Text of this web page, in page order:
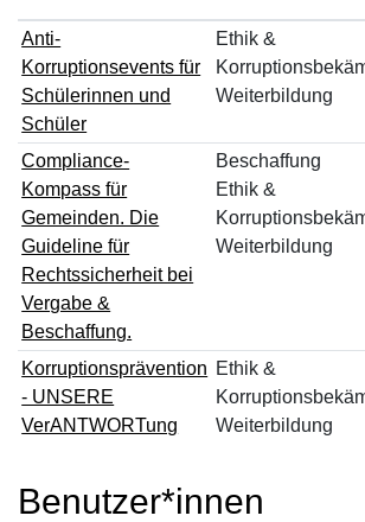
Anti-
Korruptionsevents für
Schülerinnen und
Schüler
Ethik &
Weiterbildung
Compliance-
Kompass für
Gemeinden. Die
Guideline für
Rechtssicherheit bei
Vergabe &
Beschaffung.
Beschaffung
Ethik &
Weiterbildung
Korruptionsprävention
- UNSERE
VerANTWORTung
Ethik &
Weiterbildung
Benutzer*innen